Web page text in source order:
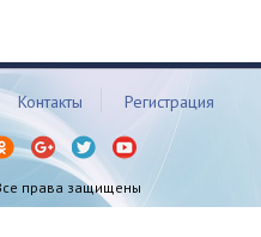
Контакты Регистрация
права защищены